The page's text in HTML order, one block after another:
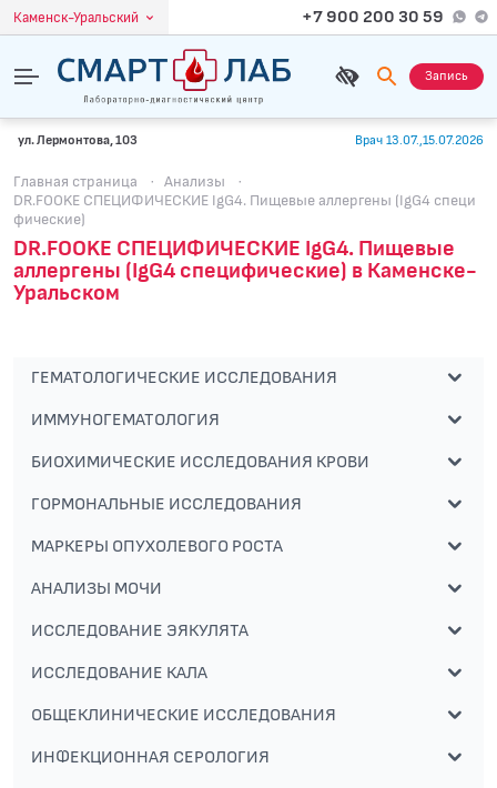
Каменск-Уральский +7 900 200 30 59
Запись
ул. Лермонтова, 103 Врач 13.07.,15.07.2026
Главная страница · Анализы
·
DR.FOOKE СПЕЦИФИЧЕСКИЕ IgG4. Пищевые аллергены (IgG4 специ
фические)
DR.FOOKE СПЕЦИФИЧЕСКИЕ IgG4. Пищевые
аллергены (IgG4 специфические) в Каменске-
Уральском
ГЕМАТОЛОГИЧЕСКИЕ ИССЛЕДОВАНИЯ
ИММУНОГЕМАТОЛОГИЯ
БИОХИМИЧЕСКИЕ ИССЛЕДОВАНИЯ КРОВИ
ГОРМОНАЛЬНЫЕ ИССЛЕДОВАНИЯ
МАРКЕРЫ ОПУХОЛЕВОГО РОСТА
АНАЛИЗЫ МОЧИ
ИССЛЕДОВАНИЕ ЭЯКУЛЯТА
ИССЛЕДОВАНИЕ КАЛА
ОБЩЕКЛИНИЧЕСКИЕ ИССЛЕДОВАНИЯ
ИНФЕКЦИОННАЯ СЕРОЛОГИЯ